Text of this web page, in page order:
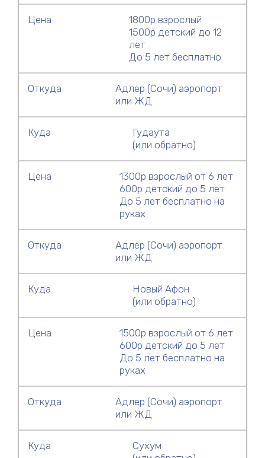
Цена
1800р взрослый
1500р детский до 12
лет
До 5 лет бесплатно
Откуда
Адлер (Сочи) аэропорт
или ЖД
Куда
Гудаута
(или обратно)
Цена
1300р взрослый от 6 лет
600р детский до 5 лет
До 5 лет бесплатно на
руках
Откуда
Адлер (Сочи) аэропорт
или ЖД
Куда
Новый Афон
(или обратно)
Цена
1500р взрослый от 6 лет
600р детский до 5 лет
До 5 лет бесплатно на
руках
Откуда
Адлер (Сочи) аэропорт
или ЖД
Куда
Сухум